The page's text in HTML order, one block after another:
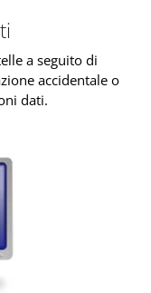
a seguito di
accidentale o
dati.